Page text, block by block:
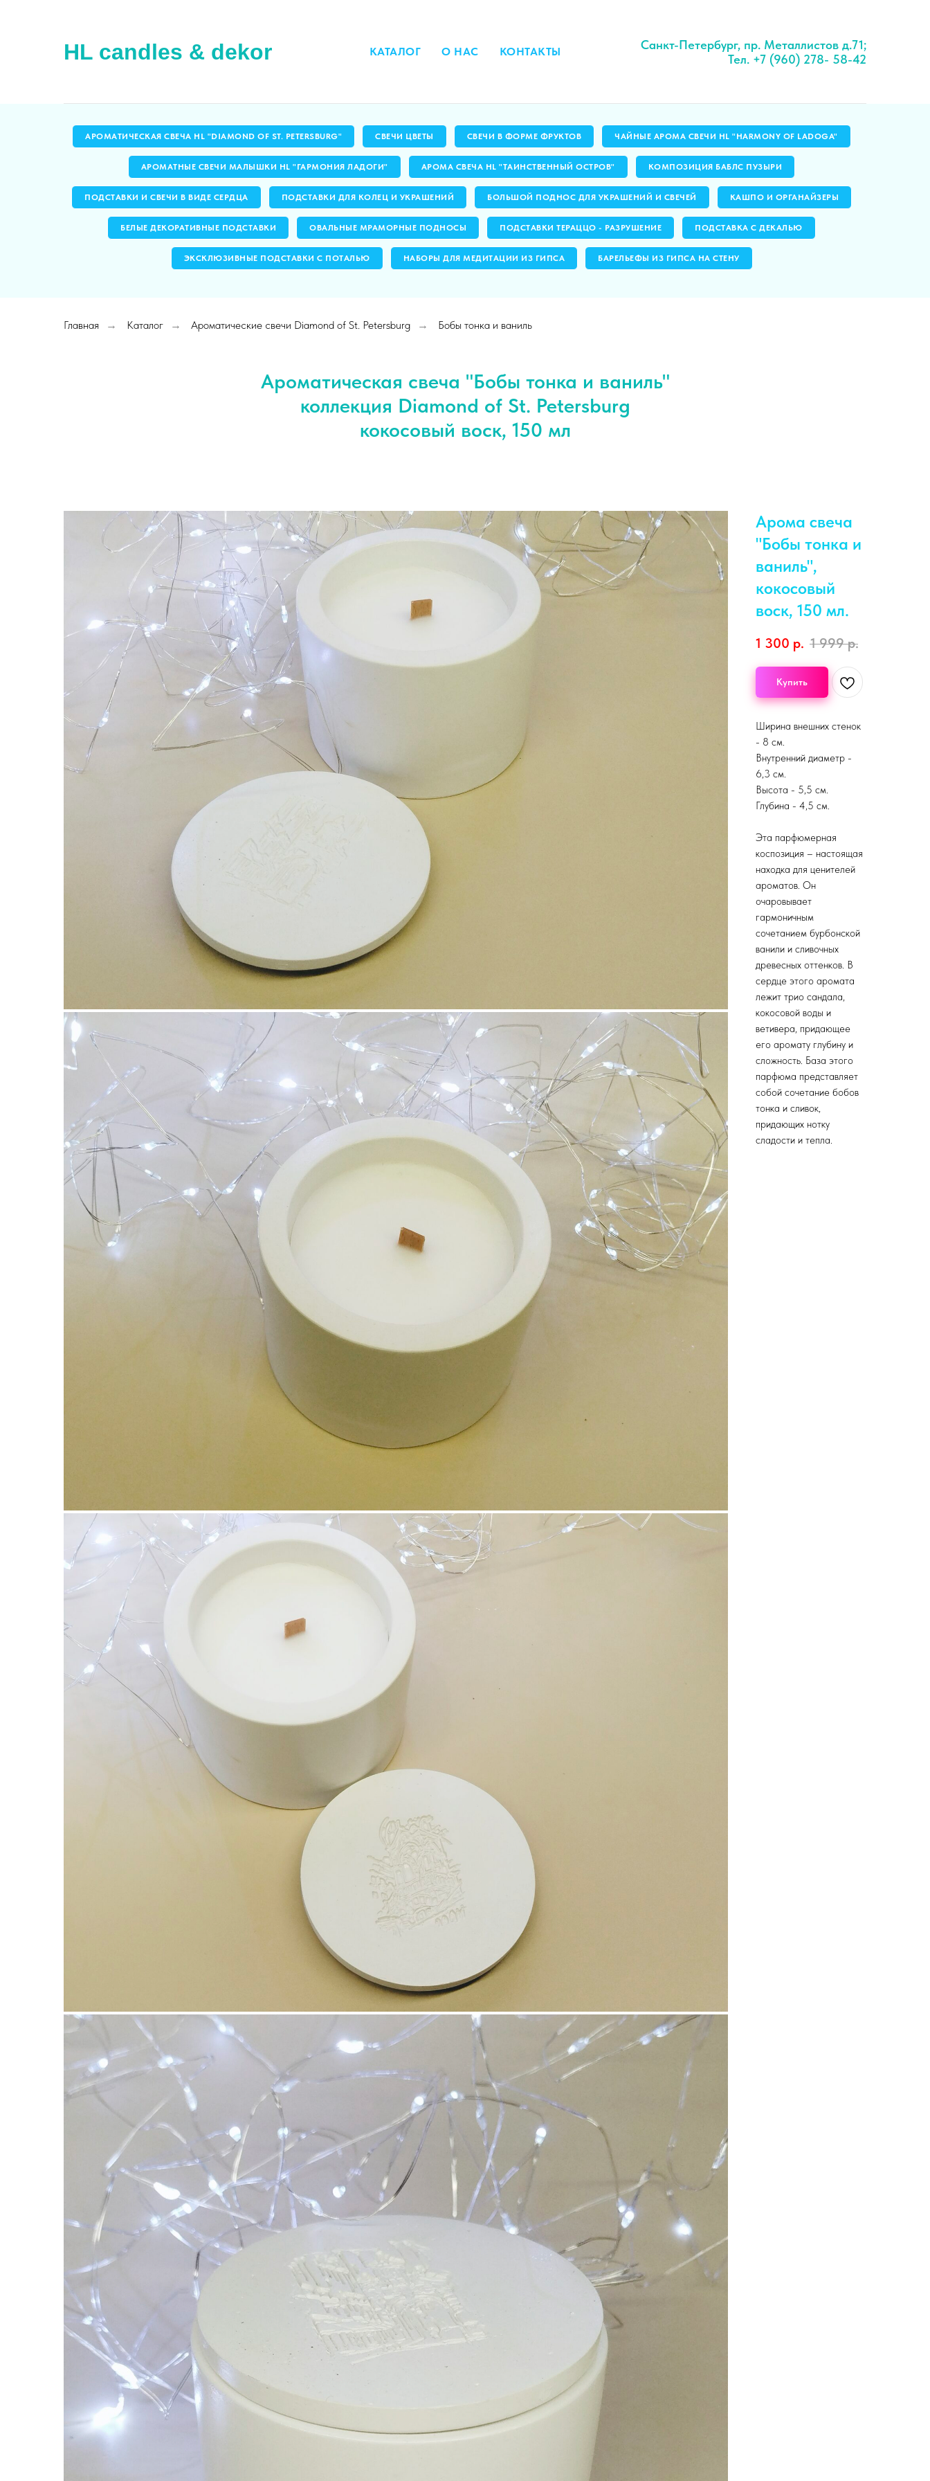
HL candles & dekor КАТАЛОГ О НАС КОНТАКТЫ
Санкт-Петербург, пр. Металлистов д.71;
Тел. +7 (960) 278- 58-42
АРОМАТИЧЕСКАЯ СВЕЧА HL "DIAMOND OF ST. PETERSBURG" СВЕЧИ ЦВЕТЫ СВЕЧИ В ФОРМЕ ФРУКТОВ ЧАЙНЫЕ АРОМА СВЕЧИ HL "HARMONY OF LADOGA"
АРОМАТНЫЕ СВЕЧИ МАЛЫШКИ HL "ГАРМОНИЯ ЛАДОГИ" АРОМА СВЕЧА HL "ТАИНСТВЕННЫЙ ОСТРОВ" КОМПОЗИЦИЯ БАБЛС ПУЗЫРИ
ПОДСТАВКИ И СВЕЧИ В ВИДЕ СЕРДЦА ПОДСТАВКИ ДЛЯ КОЛЕЦ И УКРАШЕНИЙ БОЛЬШОЙ ПОДНОС ДЛЯ УКРАШЕНИЙ И СВЕЧЕЙ КАШПО И ОРГАНАЙЗЕРЫ
БЕЛЫЕ ДЕКОРАТИВНЫЕ ПОДСТАВКИ ОВАЛЬНЫЕ МРАМОРНЫЕ ПОДНОСЫ ПОДСТАВКИ ТЕРАЦЦО - РАЗРУШЕНИЕ ПОДСТАВКА С ДЕКАЛЬЮ
ЭКСКЛЮЗИВНЫЕ ПОДСТАВКИ С ПОТАЛЬЮ НАБОРЫ ДЛЯ МЕДИТАЦИИ ИЗ ГИПСА БАРЕЛЬЕФЫ ИЗ ГИПСА НА СТЕНУ
Главная → Каталог → Ароматические свечи Diamond of St. Petersburg → Бобы тонка и ваниль
Ароматическая свеча "Бобы тонка и ваниль"
коллекция Diamond of St. Petersburg
кокосовый воск, 150 мл
Арома свеча
"Бобы тонка и
ваниль",
кокосовый
воск, 150 мл.
1 300 р. 1 999 р.
Купить
Ширина внешних стенок
- 8 см.
Внутренний диаметр -
6,3 см.
Высота - 5,5 см.
Глубина - 4,5 см.
Эта парфюмерная
коспозиция – настоящая
находка для ценителей
ароматов. Он
очаровывает
гармоничным
сочетанием бурбонской
ванили и сливочных
древесных оттенков. В
сердце этого аромата
лежит трио сандала,
кокосовой воды и
ветивера, придающее
его аромату глубину и
сложность. База этого
парфюма представляет
собой сочетание бобов
тонка и сливок,
придающих нотку
сладости и тепла.